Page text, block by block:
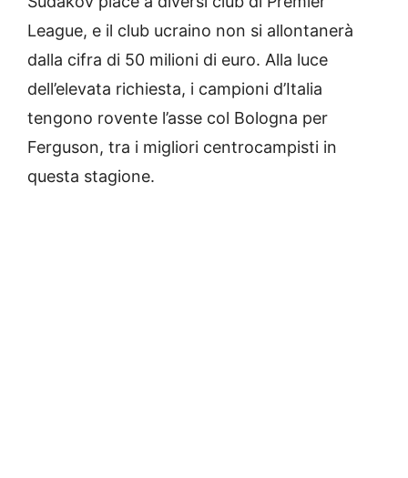
League, e il club ucraino non si allontanerà
dalla cifra di 50 milioni di euro. Alla luce
dell’elevata richiesta, i campioni d’Italia
tengono rovente l’asse col Bologna per
Ferguson, tra i migliori centrocampisti in
questa stagione.